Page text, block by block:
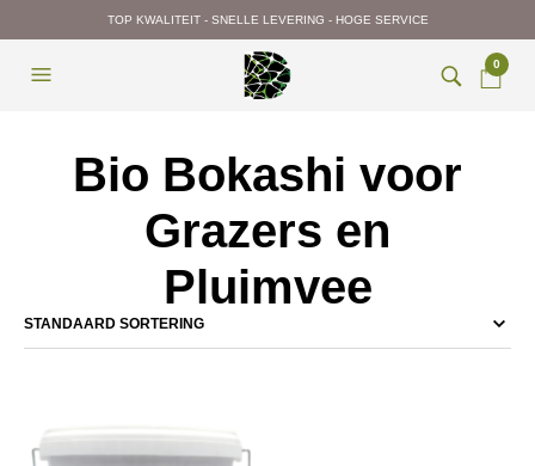
TOP KWALITEIT - SNELLE LEVERING - HOGE SERVICE
0
Bio Bokashi voor
Grazers en
Pluimvee